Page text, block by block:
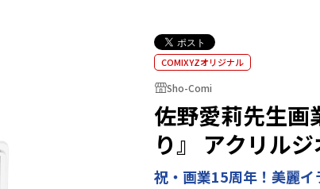
COMIXYZオリジナル
Sho-Comi
佐野愛莉先生画
り』 アクリル
祝・画業15周年！美麗イ